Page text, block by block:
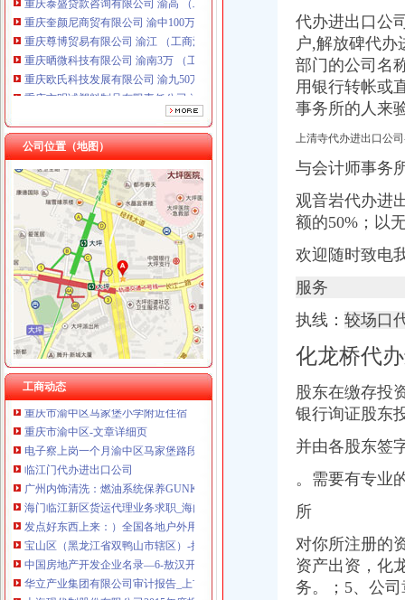
重庆奎颜尼商贸有限公司 渝中100万 （工商注册）
重庆尊博贸易有限公司 渝江 （工商注册）
重庆晒微科技有限公司 渝南3万 （工商注册）
重庆欧氏科技发展有限公司 渝九50万 （进出口权）
重庆市明诚塑料制品有限责任公司 渝高100万 （进出口权）
重庆金品科技有限公司 渝南100万 （进出口权）
重庆凯誉网络通信技术工程有限公司 渝中300万 （工商变更）
重庆佳技维科技发展有限公司 渝南100万 （进出口权）
公司位置（地图）
工商动态
渝中区马家堡
渝中区马家堡小学2017招生范围,马家堡小学6月24日报名-小学教育-
【重庆市—渝中区】马家堡发廊偶遇品美少女（申请毕业-曲罢论坛
【招商银行渝中区马家堡自助银行】招商银行渝中区马家堡自助银行
重庆市渝中区马家堡小学评论怎么样-我要搜学网
【重庆市渝中区大坪制面厂马家堡饮食店】重庆市渝中区大坪制面厂
重庆市渝中区马家堡付食经营部长征付食门市_【信用信息_诉讼信息_
重庆市渝中区人民
重庆市渝中区马家堡小学附近住宿
重庆市渝中区-文章详细页
电子察上岗一个月渝中区马家堡路段变通畅重庆新闻联播—
临江门代办进出口公司
广州内饰清洗：燃油系统保养GUNKM2616-油箱及油管路清洗-广州
海门临江新区货运代理业务求职_海门临江新区货运代理业务找工作_
发点好东西上来：）全国各地户外用品店详解-旅游（Travel）版-北大
宝山区（黑龙江省双鸭山市辖区）-搜百科
中国房地产开发企业名录—6-敖汉开发区招商网-中国招商引资信
华立产业集团有限公司审计报告_上市公司_新浪财经_新浪网
上海现代制股份有限公司2015年度报告摘要_新浪财经_新浪网
代办进出口公
户,解放碑代办
部门的公司名
用银行转帐或
事务所的人来
上清寺代办进出口公
与会计师事务
观音岩代办进
额的50%；以
欢迎随时致电
服务
执线： 较场口
化龙桥代
股东在缴存投
银行询证股东
并由各股东签
。需要有专业
所
对你所注册的
资产出资， 化
务。
；5、公